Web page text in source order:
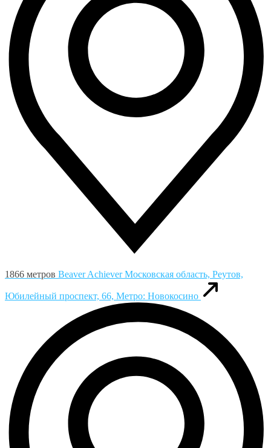
1866 метров Beaver AchieverМосковская область, Реутов,
Юбилейный проспект, 66, Метро: Новокосино